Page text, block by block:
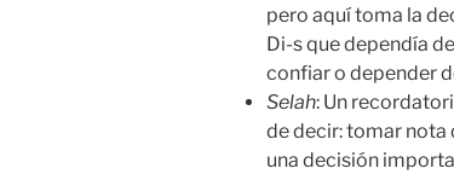
pero aquí toma la
Di-s que dependía
confiar o depender
Selah: Un
de decir: tomar nota
una decisión